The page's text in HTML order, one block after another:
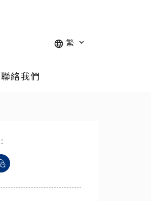
聯絡我們
: